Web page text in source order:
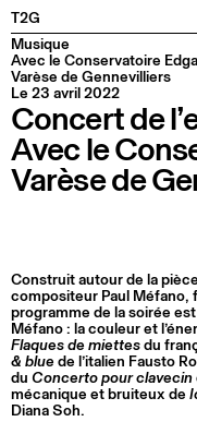
T2G
Facebook
Musique
Avec le Conservatoire
Varèse de Gennevilliers
Le 23 avril 2022
Concert de
Avec le
Varèse de
Construit autour de la pièce
compositeur Paul Méfano,
programme de la soirée
Méfano : la couleur et
Flaques de miettes du
& blue de l’italien Fausto
du Concerto pour clavecin
mécanique et bruiteux de
Diana Soh.